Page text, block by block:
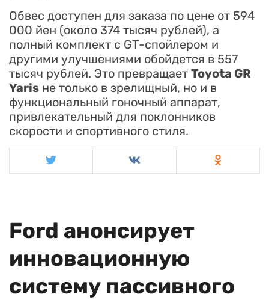
Обвес доступен для заказа по цене от 594
000 йен (около 374 тысяч рублей), а
полный комплект с GT-спойлером и
другими улучшениями обойдется в 557
тысяч рублей. Это превращает Toyota GR
Yaris не только в зрелищный, но и в
функциональный гоночный аппарат,
привлекательный для поклонников
скорости и спортивного стиля.
Ford анонсирует
инновационную
систему пассивного